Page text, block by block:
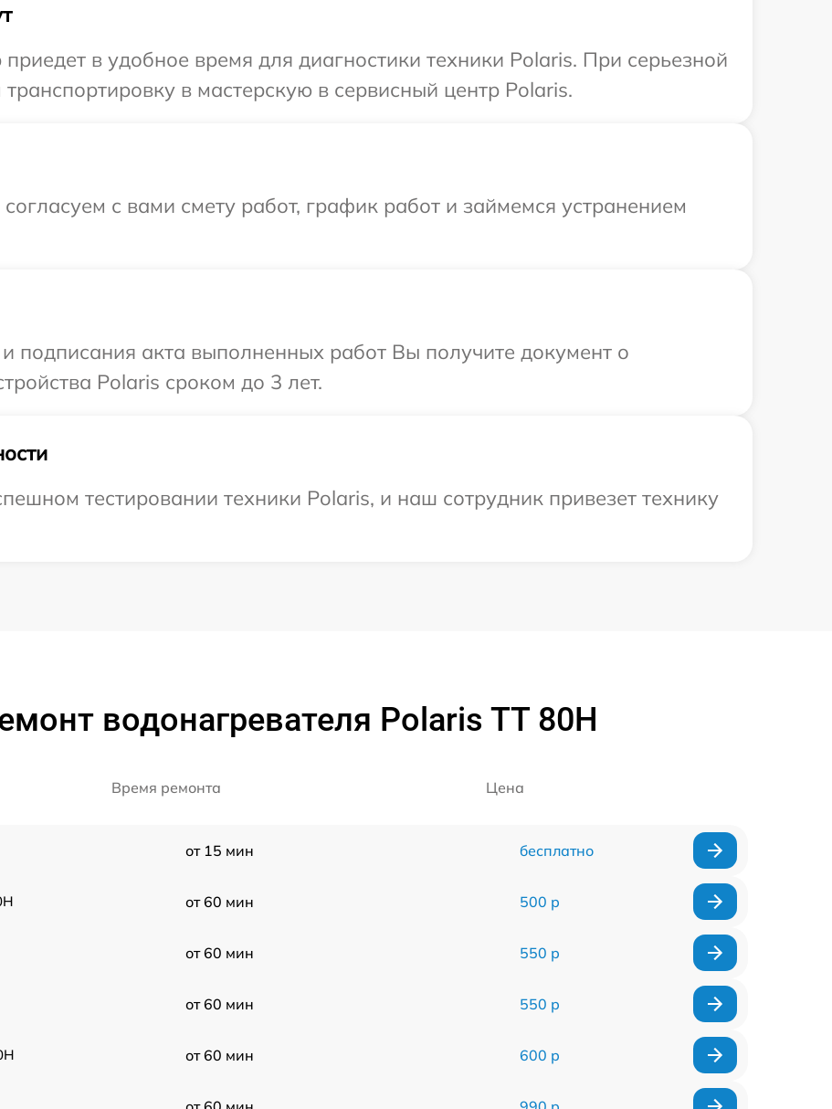
в удобное время для диагностики техники Polaris. При серьезной
в мастерскую в сервисный центр Polaris.
с вами смету работ, график работ и займемся устранением
подписания акта выполненных работ Вы получите документ о
Polaris сроком до 3 лет.
тестировании техники Polaris, и наш сотрудник привезет технику
водонагревателя Polaris TT 80H
Время ремонта Цена
от 15 мин бесплатно
от 60 мин 500 р
от 60 мин 550 р
от 60 мин 550 р
от 60 мин 600 р